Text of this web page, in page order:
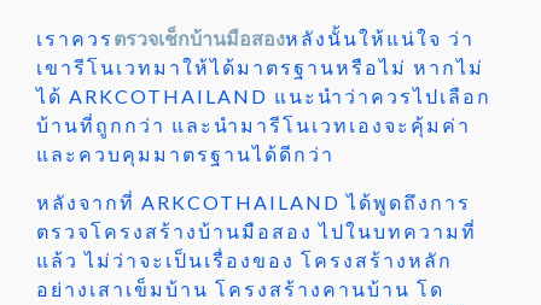
เราควร ตรวจเช็กบ้านมือสองหลังนั้นให้แน่ใจ ว่า
เขารีโนเวทมาให้ได้มาตรฐานหรือไม่ หากไม่
ได้ ARKCOTHAILAND แนะนำว่าควรไปเลือก
บ้านที่ถูกกว่า และนำมารีโนเวทเองจะคุ้มค่า
และควบคุมมาตรฐานได้ดีกว่า
หลังจากที่ ARKCOTHAILAND ได้พูดถึงการ
ตรวจโครงสร้างบ้านมือสอง ไปในบทความที่
แล้ว ไม่ว่าจะเป็นเรื่องของ โครงสร้างหลัก
อย่างเสาเข็มบ้าน โครงสร้างคานบ้าน โด